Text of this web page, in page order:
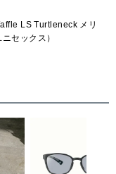
LS Turtleneck メリ
セックス）